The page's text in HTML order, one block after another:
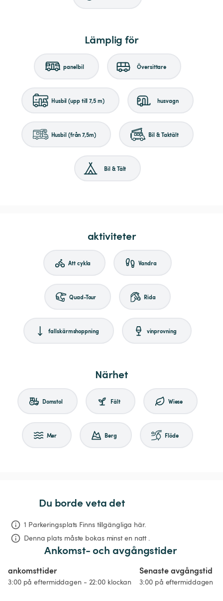
Lämplig för
panelbil Översittare
Husbil (upp till 7,5 m) husvagn
Husbil (från 7,5m) Bil & Taktält
Bil & Tält
aktiviteter
Att cykla Vandra
Quad-Tour Rida
fallskärmshoppning vinprovning
Närhet
Domstol Fält Wiese
Mer Berg Flöde
Du borde veta det
1 Parkeringsplats Finns tillgängliga här.
Denna plats måste bokas minst en natt .
Ankomst- och avgångstider
ankomsttider
3:00 på eftermiddagen - 22:00 klockan
Senaste avgångstid
3:00 på eftermiddagen